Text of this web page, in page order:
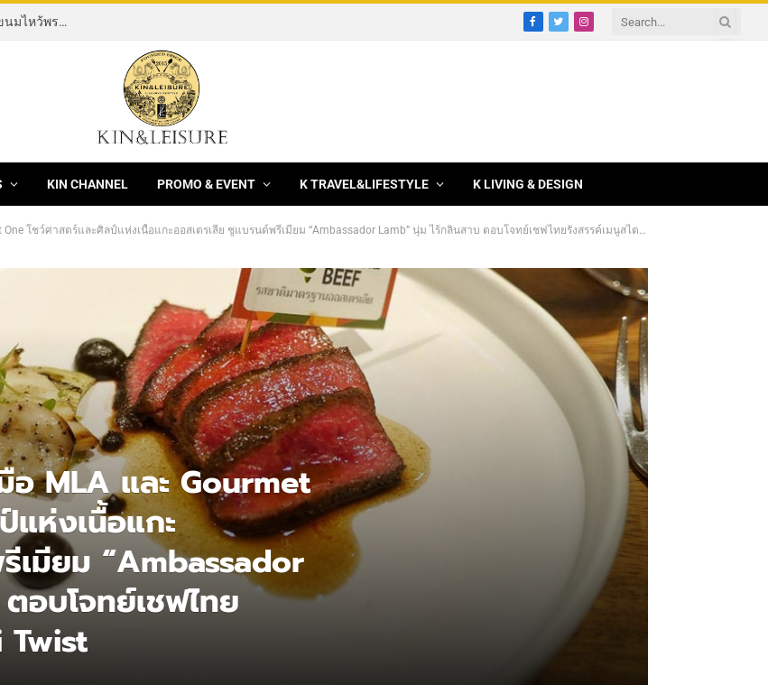
[News] THE ROCKING HORSE OF RESILIENCE คอลเลกชันขนมไหว้พระจันทร์ mooncake ประจำปี 2569 จากBanyan Tree Bangkok 1 สิงหาคม – 25 กันยายน 2569
Facebook
TwitterInstagram
KIN CHANNEL PROMO & EVENT K TRAVEL&LIFESTYLE K LIVING & DESIGN
โชว์ศาสตร์และศิลป์แห่งเนื้อแกะออสเตรเลีย ชูแบรนด์พรีเมียม “Ambassador Lamb” นุ่ม ไร้กลิ่นสาบ ตอบโจทย์เชฟไทยรังสรรค์เมนูสไตล์ Thai Twist
MLA และ Gourmet
แห่งเนื้อแกะ
เมียม “Ambassador
อบโจทย์เชฟไทย
Twist